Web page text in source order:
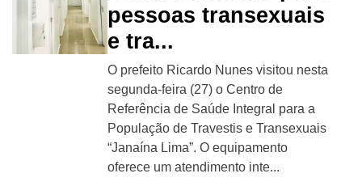
pessoas transexuais
e tra...
O prefeito Ricardo Nunes visitou nesta
segunda-feira (27) o Centro de
Referência de Saúde Integral para a
População de Travestis e Transexuais
“Janaína Lima”. O equipamento
oferece um atendimento inte...